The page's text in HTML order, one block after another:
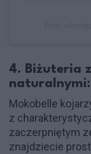
4. Biżuteria
Mokobelle
z
zaczerpniętym
znajdziecie